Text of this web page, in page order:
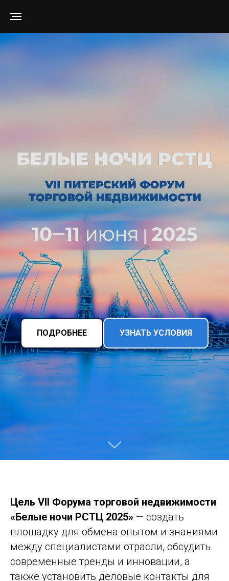
ПОДРОБНЕЕ УЗНАТЬ УСЛОВИЯ
Цель VII Форума торговой недвижимости
«Белые ночи РСТЦ 2025» — создать
площадку для обмена опытом и знаниями
между специалистами отрасли, обсудить
современные тренды и инновации, а
также установить деловые контакты для